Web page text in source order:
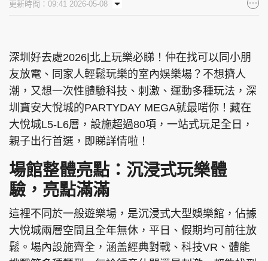
東周刊 cazbuyer 東Touch
PCM 電腦廣場 星島頭條 星島日報
頭條日報
親子王 Oh!爸媽 JobMarket
更新時間：09:41 2026-05-08
深圳好去處2026|北上玩樂必睇！仲在找可以同小朋
友放電、同家人輕鬆玩樂的室內娛樂場？不想擠人
潮，又想一次性體驗科技、刺激、運動多種玩法，深
圳寶安大悅城的PARTYDAY MEGA就最啱你！藏在
大悅城L5-L6層，設施超過80項，一站式玩足全日，
親子出行首選，即睇詳情啦！
場館整體亮點：沉浸式玩樂體
驗，亮點滿滿
這裡不同於一般遊樂場，是沉浸式大型娛樂館，佔據
大悅城兩層空間且全年無休，平日、假期均可前往放
鬆。場內設施齊全，涵盖經典對戰、科技VR、體能